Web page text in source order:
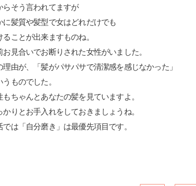
らそう言われてますが
に髪質や髪型で女はどれだけでも
ることが出来ますものね。
お見合いでお断りされた女性がいました。
理由が、「髪がパサパサで清潔感を感じなかった」
うものでした。
もちゃんとあなたの髪を見ていますよ。
かりとお手入れをしておきましょうね。
では「自分磨き」は最優先項目です。